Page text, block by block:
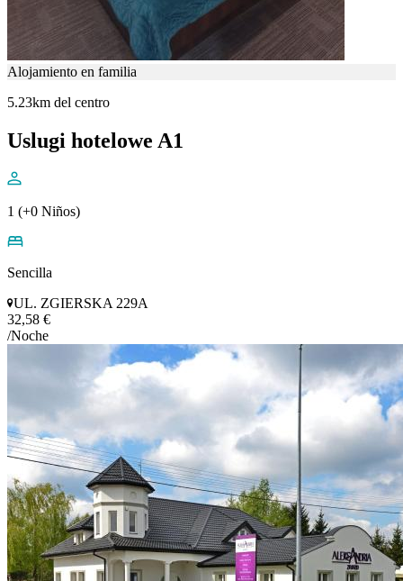
Alojamiento en familia
5.23km del centro
Uslugi hotelowe A1
1 (+0 Niños)
Sencilla
UL. ZGIERSKA 229A
32,58 €
/Noche